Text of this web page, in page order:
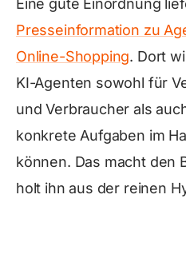
Eine gute Einordnung
Presseinformation zu
Online-Shopping. Dort
KI-Agenten sowohl für
und Verbraucher als
konkrete Aufgaben im
können. Das macht den
holt ihn aus der reinen